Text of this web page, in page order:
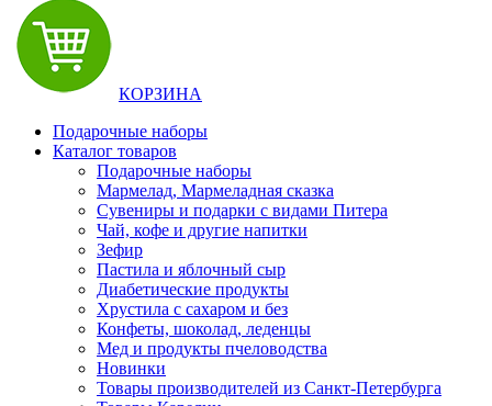
КОРЗИНА
Подарочные наборы
Каталог товаров
Подарочные наборы
Мармелад, Мармеладная сказка
Сувениры и подарки с видами Питера
Чай, кофе и другие напитки
Зефир
Пастила и яблочный сыр
Диабетические продукты
Хрустила с сахаром и без
Конфеты, шоколад, леденцы
Мед и продукты пчеловодства
Новинки
Товары производителей из Санкт-Петербурга